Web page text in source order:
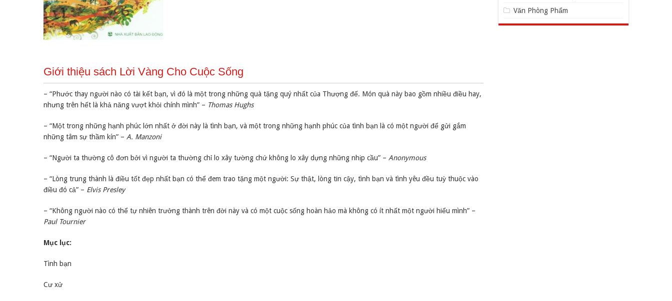
Giới thiệu sách Lời Vàng Cho Cuộc Sống
– “Phước thay người nào có tài kết bạn, vì đó là một trong những quà tặng quý nhất của Thượng đế. Món quà này bao gồm nhiều điều hay,
nhưng trên hết là khả năng vượt khỏi chính mình” – Thomas Hughs
– “Một trong những hạnh phúc lớn nhất ở đời này là tình bạn, và một trong những hạnh phúc của tình bạn là có một người để gửi gắm
những tâm sự thầm kín” – A. Manzoni
– “Người ta thường cô đơn bởi vì người ta thường chỉ lo xây tường chứ không lo xây dựng những nhịp cầu” – Anonymous
– “Lòng trung thành là điều tốt đẹp nhất bạn có thể đem trao tặng một người: Sự thật, lòng tin cậy, tình bạn và tình yêu đều tuỳ thuộc vào
điều đó cả” – Elvis Presley
– “Không người nào có thể tự nhiên trưởng thành trên đời này và có một cuộc sống hoàn hảo mà không có ít nhất một người hiểu mình” –
Paul Tournier
Mục lục:
Tình bạn
Cư xử
Văn Phòng Phẩm